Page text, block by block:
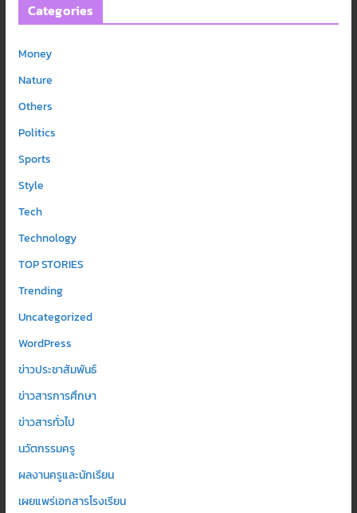
Categories
Money
Nature
Others
Politics
Sports
Style
Tech
Technology
TOP STORIES
Trending
Uncategorized
WordPress
ข่าวประชาสัมพันธ์
ข่าวสารการศึกษา
ข่าวสารทั่วไป
นวัตกรรมครู
ผลงานครูและนักเรียน
เผยแพร่เอกสารโรงเรียน